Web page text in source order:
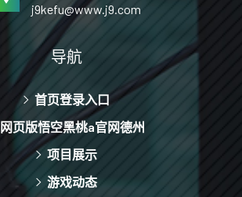
j9kefu@www.j9.com
导航
首页登录入口
网页版悟空黑桃a官网德州
项目展示
游戏动态